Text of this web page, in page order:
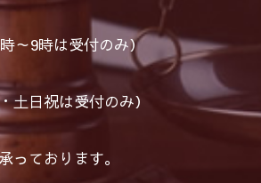
～9時は受付のみ）
土日祝は受付のみ）
っております。